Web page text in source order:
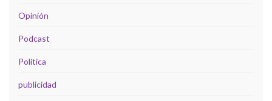
Opinión
Podcast
Política
publicidad